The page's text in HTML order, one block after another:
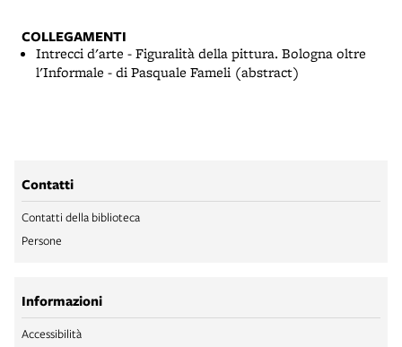
COLLEGAMENTI
Intrecci d'arte - Figuralità della pittura. Bologna oltre
l'Informale - di Pasquale Fameli (abstract)
Contatti
Contatti della biblioteca
Persone
Informazioni
Accessibilità